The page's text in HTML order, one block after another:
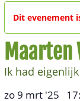
Dit evenement
Maarten
Ik had
zo 9 mrt '25